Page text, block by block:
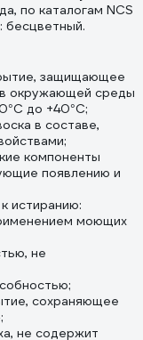
по каталогам NCS
бесцветный.
защищающее
окружающей среды
до +40°С;
в составе,
компоненты
появлению и
истиранию:
моющих
не
сохраняющее
не содержит